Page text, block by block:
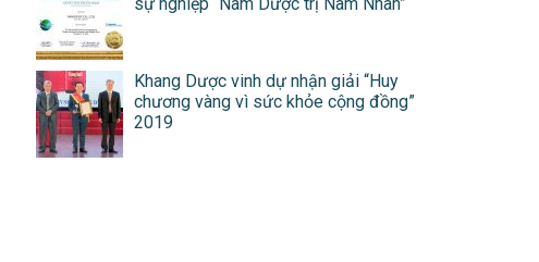
Khang Dược vinh dự nhận giải “Huy
chương vàng vì sức khỏe cộng đồng”
2019